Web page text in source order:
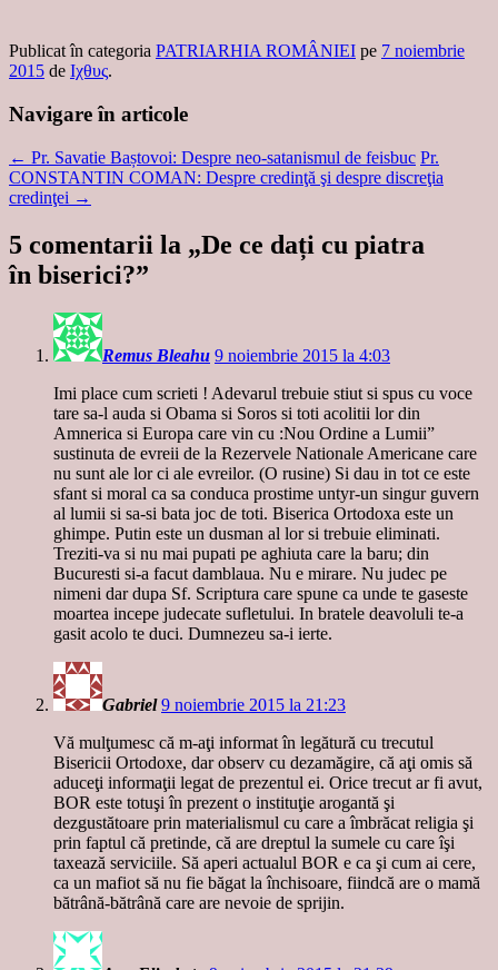
Publicat în categoria PATRIARHIA ROMÂNIEI pe 7 noiembrie
2015 de Ιχθυς.
Navigare în articole
← Pr. Savatie Baștovoi: Despre neo-satanismul de feisbuc Pr.
CONSTANTIN COMAN: Despre credinţă şi despre discreţia
credinţei →
5 comentarii la „De ce dați cu piatra
în biserici?”
Remus Bleahu 9 noiembrie 2015 la 4:03
Imi place cum scrieti ! Adevarul trebuie stiut si spus cu voce
tare sa-l auda si Obama si Soros si toti acolitii lor din
Amnerica si Europa care vin cu :Nou Ordine a Lumii”
sustinuta de evreii de la Rezervele Nationale Americane care
nu sunt ale lor ci ale evreilor. (O rusine) Si dau in tot ce este
sfant si moral ca sa conduca prostime untyr-un singur guvern
al lumii si sa-si bata joc de toti. Biserica Ortodoxa este un
ghimpe. Putin este un dusman al lor si trebuie eliminati.
Treziti-va si nu mai pupati pe aghiuta care la baru; din
Bucuresti si-a facut damblaua. Nu e mirare. Nu judec pe
nimeni dar dupa Sf. Scriptura care spune ca unde te gaseste
moartea incepe judecate sufletului. In bratele deavoluli te-a
gasit acolo te duci. Dumnezeu sa-i ierte.
Gabriel 9 noiembrie 2015 la 21:23
Vă mulţumesc că m-aţi informat în legătură cu trecutul
Bisericii Ortodoxe, dar observ cu dezamăgire, că aţi omis să
aduceţi informaţii legat de prezentul ei. Orice trecut ar fi avut,
BOR este totuşi în prezent o instituţie arogantă şi
dezgustătoare prin materialismul cu care a îmbrăcat religia şi
prin faptul că pretinde, că are dreptul la sumele cu care îşi
taxează serviciile. Să aperi actualul BOR e ca şi cum ai cere,
ca un mafiot să nu fie băgat la închisoare, fiindcă are o mamă
bătrână-bătrână care are nevoie de sprijin.